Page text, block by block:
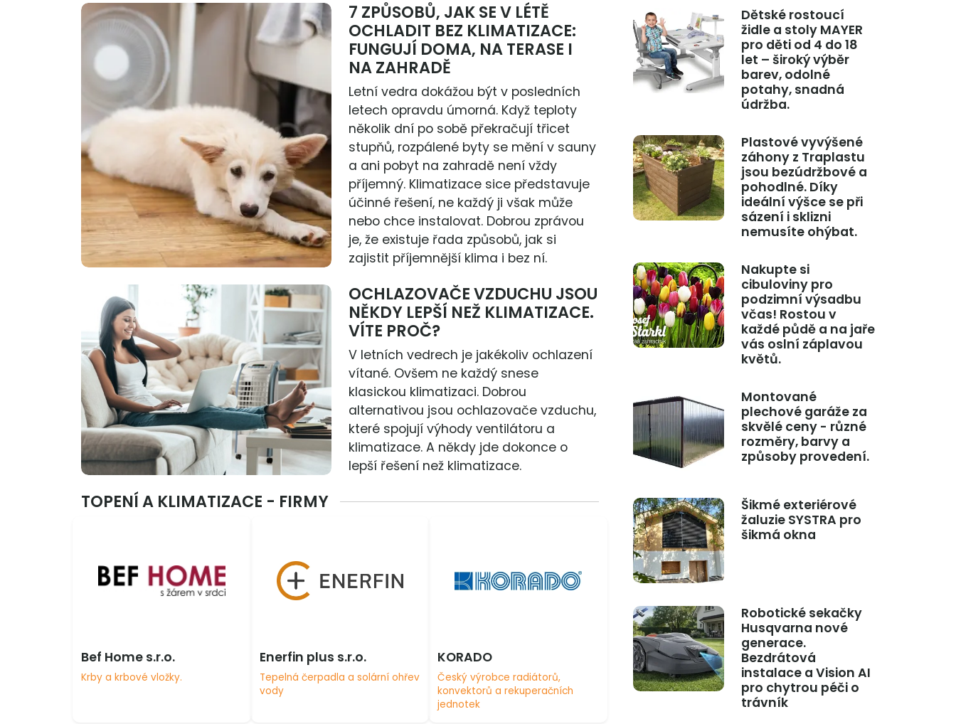
7 ZPŮSOBŮ, JAK SE V LÉTĚ
OCHLADIT BEZ KLIMATIZACE:
FUNGUJÍ DOMA, NA TERASE I
NA ZAHRADĚ
Letní vedra dokážou být v posledních
letech opravdu úmorná. Když teploty
několik dní po sobě překračují třicet
stupňů, rozpálené byty se mění v sauny
a ani pobyt na zahradě není vždy
příjemný. Klimatizace sice představuje
účinné řešení, ne každý ji však může
nebo chce instalovat. Dobrou zprávou
je, že existuje řada způsobů, jak si
zajistit příjemnější klima i bez ní.
OCHLAZOVAČE VZDUCHU JSOU
NĚKDY LEPŠÍ NEŽ KLIMATIZACE.
VÍTE PROČ?
V letních vedrech je jakékoliv ochlazení
vítané. Ovšem ne každý snese
klasickou klimatizaci. Dobrou
alternativou jsou ochlazovače vzduchu,
které spojují výhody ventilátoru a
klimatizace. A někdy jde dokonce o
lepší řešení než klimatizace.
TOPENÍ A KLIMATIZACE - FIRMY
Bef Home s.r.o.
Krby a krbové vložky.
Enerfin plus s.r.o.
Tepelná čerpadla a solární ohřev
vody
KORADO
Český výrobce radiátorů,
konvektorů a rekuperačních
jednotek
Dětské rostoucí
židle a stoly MAYER
pro děti od 4 do 18
let – široký výběr
barev, odolné
potahy, snadná
údržba.
Plastové vyvýšené
záhony z Traplastu
jsou bezúdržbové a
pohodlné. Díky
ideální výšce se při
sázení i sklizni
nemusíte ohýbat.
Nakupte si
cibuloviny pro
podzimní výsadbu
včas! Rostou v
každé půdě a na jaře
vás oslní záplavou
květů.
Montované
plechové garáže za
skvělé ceny - různé
rozměry, barvy a
způsoby provedení.
Šikmé exteriérové
žaluzie SYSTRA pro
šikmá okna
Robotické sekačky
Husqvarna nové
generace.
Bezdrátová
instalace a Vision AI
pro chytrou péči o
trávník